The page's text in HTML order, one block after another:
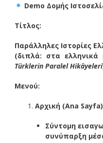
Demo Δομής
Τίτλος:
Παράλληλες Ιστορίες
(διπλά: στα ελληνικά
Türklerin Paralel Hikâyeleri
Μενού:
Αρχική (Ana Sayfa)
Σύντομη
συνύπαρξη